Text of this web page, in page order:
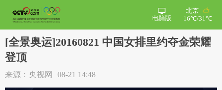
北京
16℃/31℃
电脑版
[全景奥运]20160821 中国女排里约夺金荣耀
登顶
来源：央视网 08-21 14:48